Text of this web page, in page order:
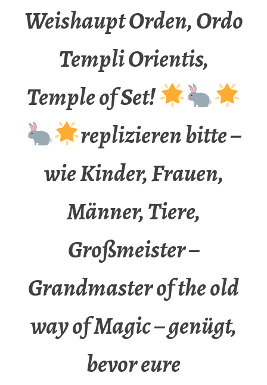
Weishaupt Orden, Ordo
Templi Orientis,
Temple of Set!
replizieren bitte –
wie Kinder, Frauen,
Männer, Tiere,
Großmeister –
Grandmaster of the old
way of Magic – genügt,
bevor eure